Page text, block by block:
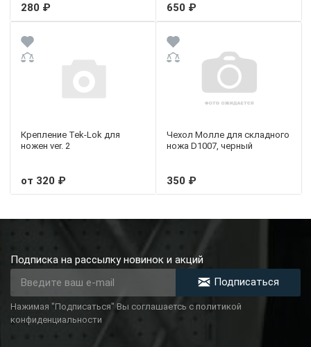
280 ₽ 650 ₽
Крепление Tek-Lok для
ножен ver. 2
от 320 ₽
Чехол Молле для складного
ножа D1007, черный
350 ₽
Подписка на рассылку новинок и акций
Подписаться
Нажимая "Подписаться" Вы соглашаетсь с политикой
конфиденциальности